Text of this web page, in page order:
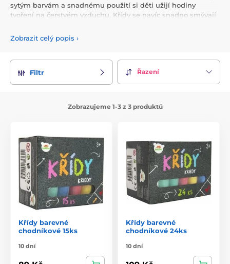
sytým barvám a snadnému použití si děti užijí hodiny
tvoření na čerstvém vzduchu. Křídy se navíc snadno smývají
Zobrazit celý popis ›
Filtr Řazení
Zobrazujeme 1-3 z 3 produktů
Křídy barevné
chodníkové 15ks
10 dní
Křídy barevné
chodníkové 24ks
10 dní